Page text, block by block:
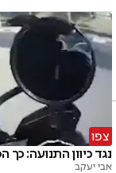
צפו
נגד כיוון התנועה:
אבי יעקב